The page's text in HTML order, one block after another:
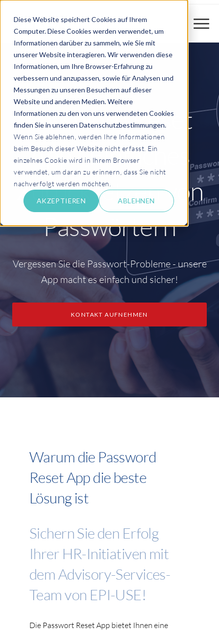
Diese Website speichert Cookies auf Ihrem
Computer. Diese Cookies werden verwendet, um
Informationen darüber zu sammeln, wie Sie mit
unserer Website interagieren. Wir verwenden diese
Informationen, um Ihre Browser-Erfahrung zu
verbessern und anzupassen, sowie für Analysen und
Messungen zu unseren Besuchern auf dieser
Website und anderen Medien. Weitere
Informationen zu den von uns verwendeten Cookies
finden Sie in unseren Datenschutzbestimmungen.
Wenn Sie ablehnen, werden Ihre Informationen
beim Besuch dieser Website nicht erfasst. Ein
einzelnes Cookie wird in Ihrem Browser
verwendet, um daran zu erinnern, dass Sie nicht
nachverfolgt werden möchten.
AKZEPTIEREN ABLEHNEN
Password Reset
App - Einfaches
Zurücksetzen von
Passwörtern
Vergessen Sie die Passwort-Probleme - unsere
App macht es einfach und sicher!
KONTAKT AUFNEHMEN
Warum die Password
Reset App die beste
Lösung ist
Sichern Sie den Erfolg
Ihrer HR-Initiativen mit
dem Advisory-Services-
Team von EPI-USE!
Die Passwort Reset App bietet Ihnen eine